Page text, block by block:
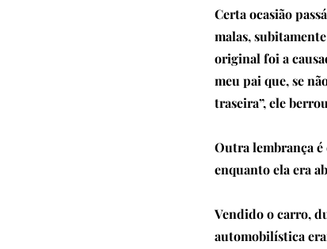
Certa ocasião
malas,
original foi a
meu pai que, se
traseira”, ele
Outra lembrança é
enquanto ela era
Vendido o carro,
automobilística